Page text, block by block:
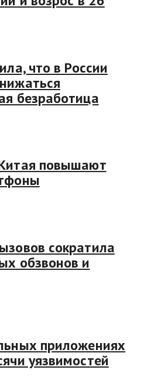
что в России
безработица
повышают
сократила
обзвонов и
приложениях
уязвимостей